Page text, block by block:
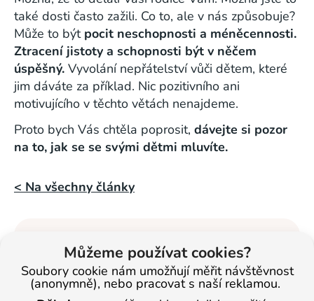
Můžeme používat cookies?
Soubory cookie nám umožňují měřit návštěvnost
(anonymně), nebo pracovat s naší reklamou.
také dosti často zažili. Co to, ale v nás způsobuje?
Může to být pocit neschopnosti a méněcennosti.
Ztracení jistoty a schopnosti být v něčem
úspěšný. Vyvolání nepřátelství vůči dětem, které
jim dáváte za příklad. Nic pozitivního ani
motivujícího v těchto větách nenajdeme.
Proto bych Vás chtěla poprosit, dávejte si pozor
na to, jak se se svými dětmi mluvíte.
< Na všechny články
Veronika
Masopustová
Vzdělávání dětí se